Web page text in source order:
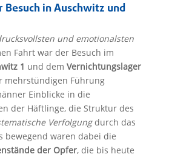
Besuch in Auschwitz und
und emotionalsten
Fahrt war der Besuch im
1 und dem Vernichtungslager
mehrstündigen Führung
Einblicke in die
der Häftlinge, die Struktur des
Verfolgungdurch das
bewegend waren dabei die
der Opfer, die bis heute